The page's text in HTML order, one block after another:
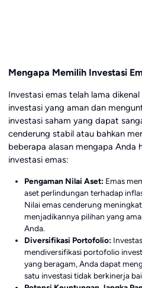
Mengapa Memilih Investasi
Investasi emas telah lama
investasi yang aman dan
investasi saham yang dapat
cenderung stabil atau bahkan
beberapa alasan mengapa Anda
investasi emas:
Pengaman Nilai Aset: Emas
aset perlindungan terhadap
Nilai emas cenderung
menjadikannya pilihan yang
Anda.
Diversifikasi Portofolio:
mendiversifikasi portofolio
yang beragam, Anda dapat
satu investasi tidak berkinerja